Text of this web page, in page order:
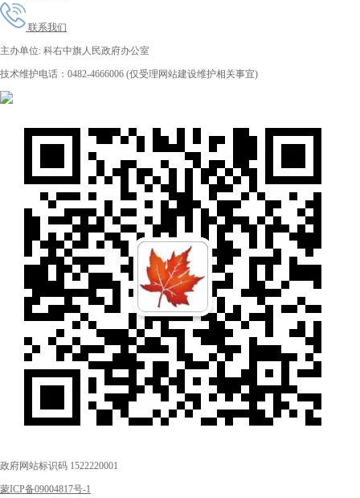
联系我们
主办单位: 科右中旗人民政府办公室
技术维护电话：0482-4666006 (仅受理网站建设维护相关事宜)
政府网站标识码 1522220001
蒙ICP备09004817号-1